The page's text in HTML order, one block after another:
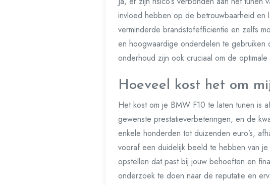
invloed hebben op de betrouwbaarheid en
verminderde brandstofefficiëntie en zelfs
en hoogwaardige onderdelen te gebruiken
onderhoud zijn ook cruciaal om de
Hoeveel kost het om
Het kost om je BMW F10 te laten tunen is
gewenste prestatieverbeteringen, en de
enkele honderden tot duizenden euro’s,
vooraf een duidelijk beeld te hebben van
opstellen dat past bij jouw behoeften en
onderzoek te doen naar de reputatie en